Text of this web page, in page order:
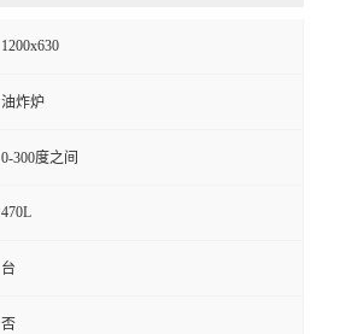
1200x630
油炸炉
0-300度之间
470L
台
否